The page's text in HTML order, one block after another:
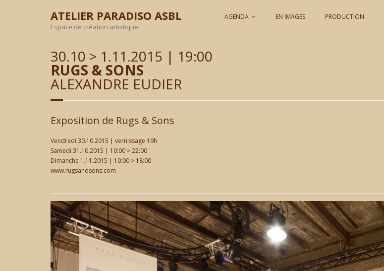
ATELIER PARADISO ASBL
Espace de création artistique
AGENDA EN IMAGES PRODUCTION
30.10 > 1.11.2015 | 19:00
RUGS & SONS
ALEXANDRE EUDIER
Exposition de Rugs & Sons
Vendredi 30.10.2015 | vernissage 19h
Samedi 31.10.2015 | 10:00 > 22:00
Dimanche 1.11.2015 | 10:00 > 18:00
www.rugsandsons.com